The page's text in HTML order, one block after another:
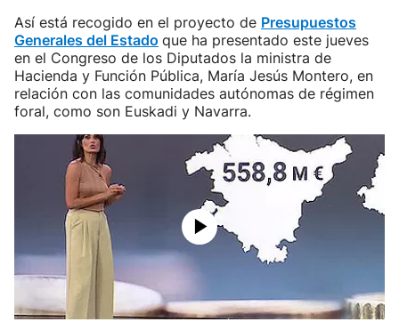
Así está recogido en el proyecto de Presupuestos
Generales del Estado que ha presentado este jueves
en el Congreso de los Diputados la ministra de
Hacienda y Función Pública, María Jesús Montero, en
relación con las comunidades autónomas de régimen
foral, como son Euskadi y Navarra.